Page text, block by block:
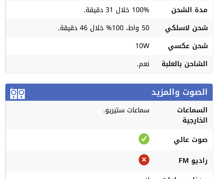
مدة الشحن
100% خلال 31 دقيقة.
شحن لاسلكي
50 واط، 100% خلال 46 دقيقة.
شحن عكسي
10W
الشاحن بالعلبة
نعم.
الصوت والمزيد
السماعات
الخارجية
سماعات ستيريو.
صوت عالي
راديو FM